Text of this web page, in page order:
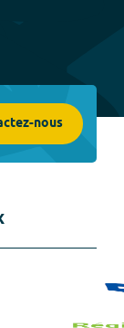
nous